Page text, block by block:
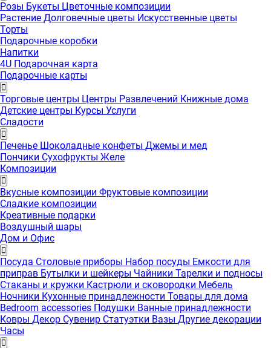
Розы Букеты Цветочные композиции
Растение Долговечные цветы Искусственные цветы
Торты
Подарочные коробки
Напитки
4U Подарочная карта
Подарочные карты
Торговые центры Центры Развлечений Книжные дома
Детские центры Курсы Услуги
Сладости
Печенье Шоколадные конфеты Джемы и мед
Пончики Сухофрукты Желе
Композиции
Вкусные композиции Фруктовые композиции
Сладкие композиции
Креативные подарки
Воздушный шары
Дом и Офис
Посуда Столовые приборы Набор посуды Емкости для
приправ Бутылки и шейкеры Чайники Тарелки и подносы
Стаканы и кружки Кастрюли и сковородки Мебель
Ночники Кухонные принадлежности Товары для дома
Bedroom accessories Подушки Ванные принадлежности
Ковры Декор Сувенир Статуэтки Вазы Другие декорации
Часы